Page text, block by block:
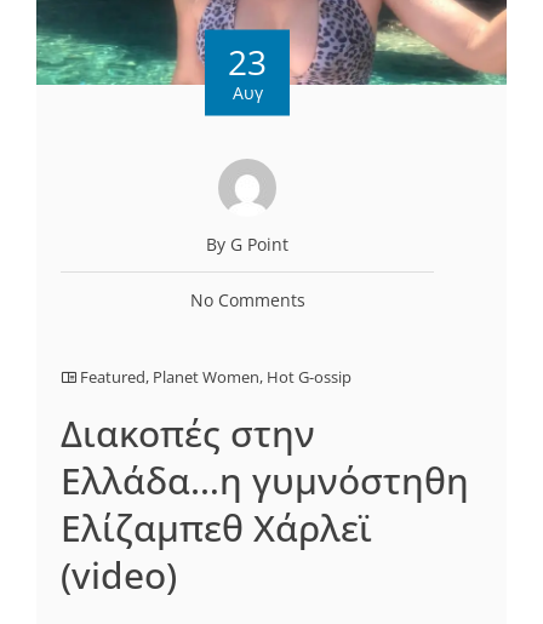
23
Αυγ
By G Point
No Comments
Featured, Planet Women, Hot G-ossip
Διακοπές στην
Ελλάδα…η γυμνόστηθη
Ελίζαμπεθ Χάρλεϊ
(video)